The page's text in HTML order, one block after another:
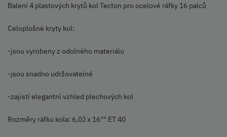
Balení 4 plastových krytů kol Tecton pro ocelové ráfky 16 palců
Celoplošné kryty kol:
-jsou vyrobeny z odolného materiálu
-jsou snadno udržovatelné
-zajistí elegantní vzhled plechových kol
Rozměry ráfku kola: 6,0J x 16"" ET 40